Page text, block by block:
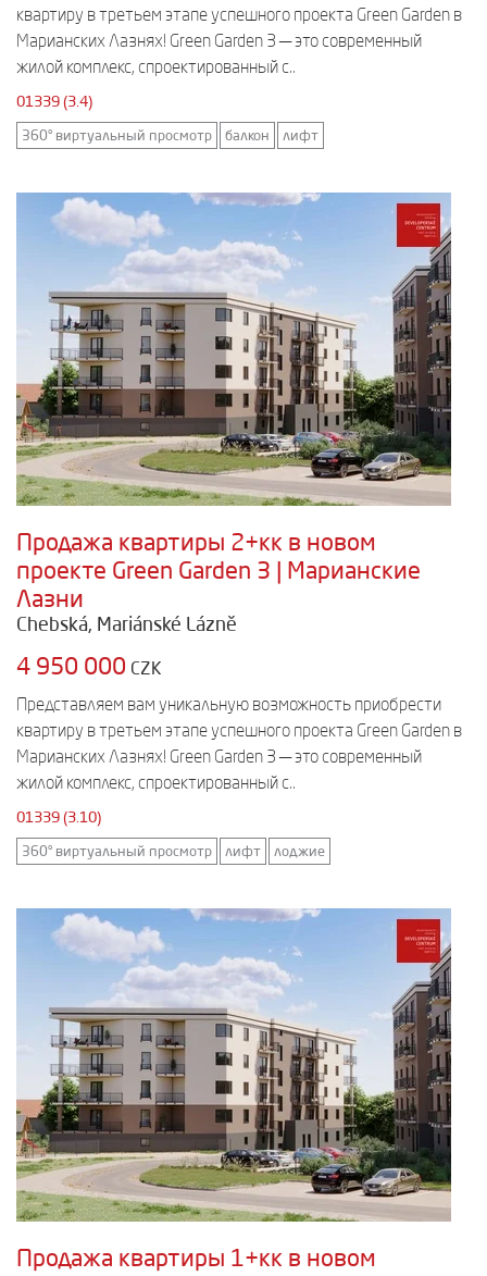
квартиру в третьем этапе успешного проекта Green Garden в
Марианских Лазнях! Green Garden 3 — это современный
жилой комплекс, спроектированный с..
01339 (3.4)
360° виртуальный просмотр балкон лифт
Продажа квартиры 2+кк в новом
проекте Green Garden 3 | Марианские
Лазни
Chebská, Mariánské Lázně
4 950 000 CZK
Представляем вам уникальную возможность приобрести
квартиру в третьем этапе успешного проекта Green Garden в
Марианских Лазнях! Green Garden 3 — это современный
жилой комплекс, спроектированный с..
01339 (3.10)
360° виртуальный просмотр лифт лоджие
Продажа квартиры 1+кк в новом